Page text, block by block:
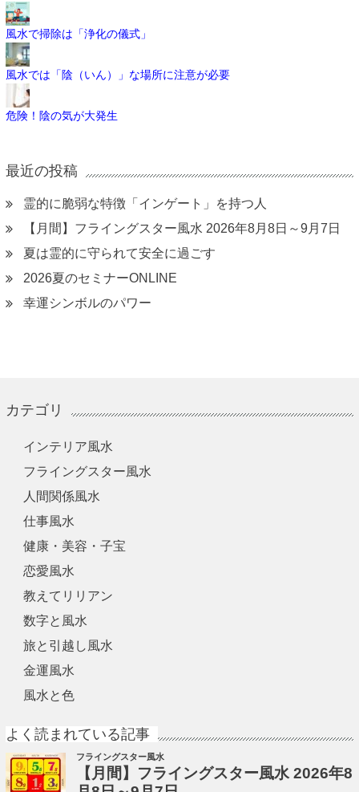
風水で掃除は「浄化の儀式」
風水では「陰（いん）」な場所に注意が必要
危険！陰の気が大発生
最近の投稿
霊的に脆弱な特徴「インゲート」を持つ人
【月間】フライングスター風水 2026年8月8日～9月7日
夏は霊的に守られて安全に過ごす
2026夏のセミナーONLINE
幸運シンボルのパワー
カテゴリ
インテリア風水
フライングスター風水
人間関係風水
仕事風水
健康・美容・子宝
恋愛風水
教えてリリアン
数字と風水
旅と引越し風水
金運風水
風水と色
よく読まれている記事